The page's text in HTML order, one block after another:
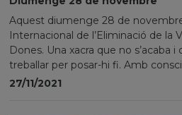
Aquest diumenge 28 de
Internacional de l’Eliminació de la
Dones. Una xacra que no
treballar per posar-hi fi. Amb
27/11/2021